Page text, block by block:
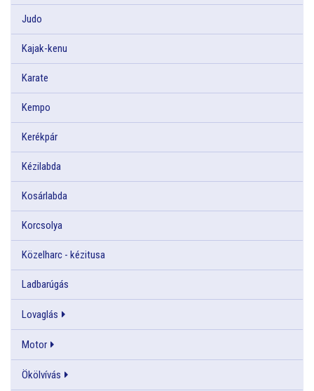
Judo
Kajak-kenu
Karate
Kempo
Kerékpár
Kézilabda
Kosárlabda
Korcsolya
Közelharc - kézitusa
Ladbarúgás
Lovaglás
Motor
Ökölvívás